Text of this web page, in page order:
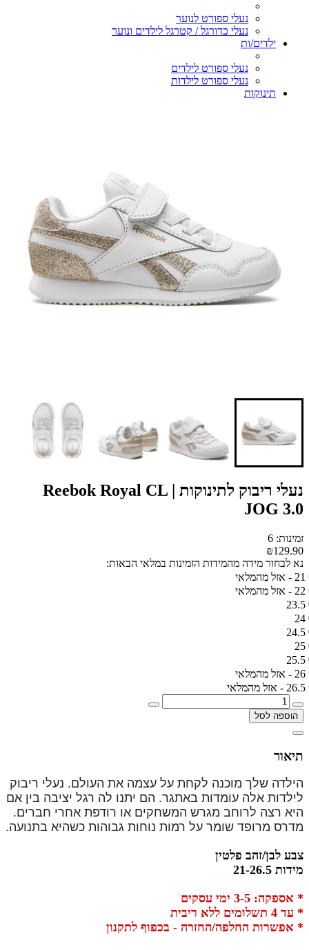
נעלי ספורט לנוער
נעלי כדורגל / קטרגל לילדים ונוער
ילדים/ות
נעלי ספורט לילדים
נעלי ספורט לילדות
תינוקות
נעלי ריבוק לתינוקות | Reebok Royal CL
JOG 3.0
זמינות: 6
₪129.90
נא לבחור מידה מהמידות הזמינות במלאי הבאות:
21 - אזל מהמלאי
22 - אזל מהמלאי
23.5
24
24.5
25
25.5
26 - אזל מהמלאי
26.5 - אזל מהמלאי
הוספה לסל
תיאור
הילדה שלך מוכנה לקחת על עצמה את העולם. נעלי ריבוק
לילדות אלה עומדות באתגר. הם יתנו לה רגל יציבה בין אם
היא רצה לרוחב מגרש המשחקים או רודפת אחרי חברים.
מדרס מרופד שומר על רמות נוחות גבוהות כשהיא בתנועה.
צבע לבן/זהב פלטין
מידות 21-26.5
* אספקה: 3-5 ימי עסקים
* עד 4 תשלומים ללא ריבית
* אפשרות החלפה/החזרה - בכפוף לתקנון